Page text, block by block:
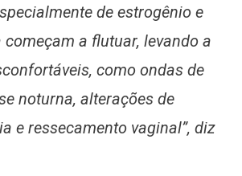
de estrogênio e
a flutuar, levando a
como ondas de
noturna, alterações de
e ressecamento vaginal”, diz